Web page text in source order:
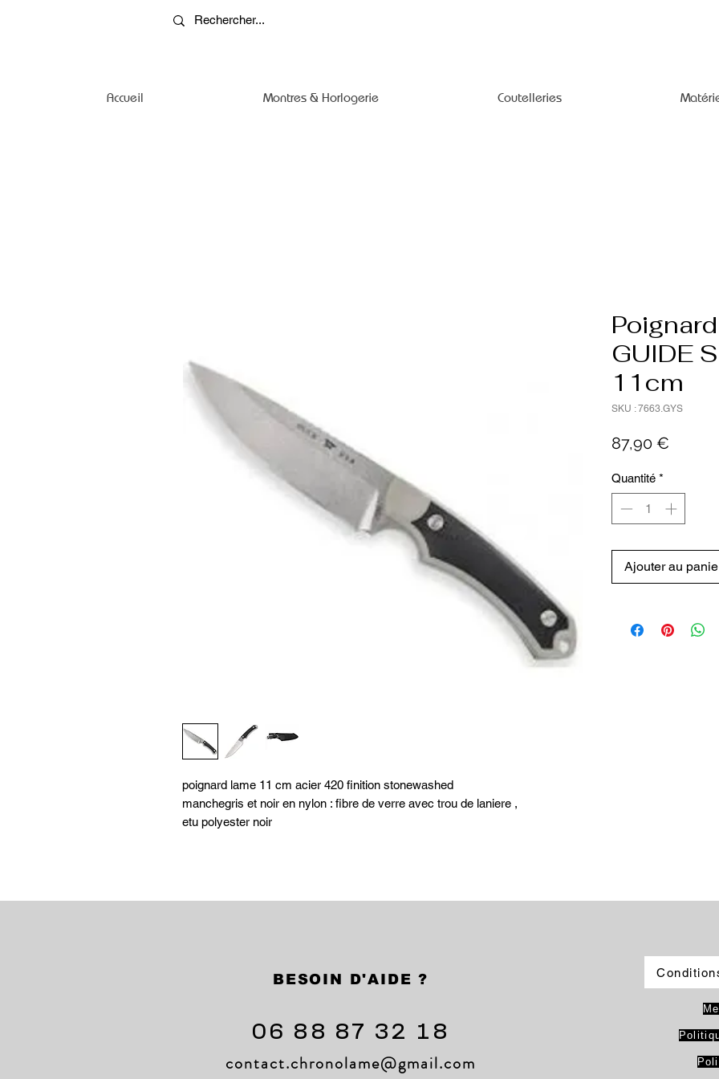
Accueil Montres & Horlogerie Coutelleries
poignard lame 11 cm acier 420 finition stonewashed
manchegris et noir en nylon : fibre de verre avec trou de laniere ,
etu polyester noir
GUIDE
11cm
SKU : 7663.GYS
87,90 €
Quantité *
Ajouter au
BESOIN D'AIDE ?
06 88 87 32 18
contact.chronolame@gmail.com